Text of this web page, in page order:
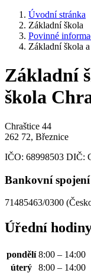
Úvodní stránka
Základní škola
Povinné
Základní škola
Základní
škola
Chraštice 44
262 72, Březnice
IČO: 68998503 DIČ:
Bankovní spojení
71485463/0300
Úřední
pondělí 8:00 – 14:00
úterý
8:00 – 14:00